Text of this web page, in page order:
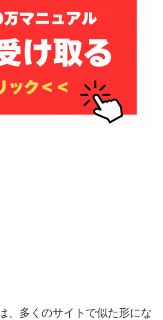
、多くのサイトで似た形にな